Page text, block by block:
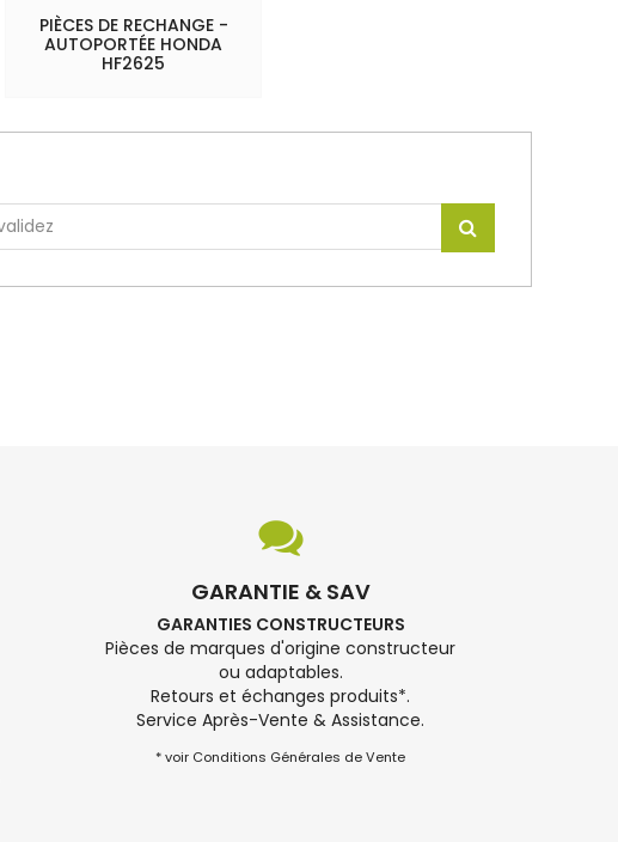
PIÈCES DE RECHANGE -
AUTOPORTÉE HONDA
HF2625
GARANTIE & SAV
GARANTIES CONSTRUCTEURS
Pièces de marques d'origine constructeur
ou adaptables.
Retours et échanges produits*.
Service Après-Vente & Assistance.
* voir Conditions Générales de Vente